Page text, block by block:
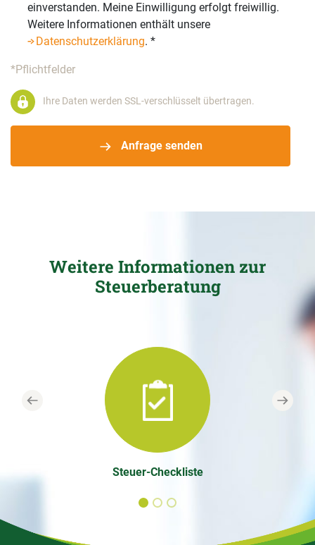
einverstanden. Meine Einwilligung erfolgt freiwillig.
Weitere Informationen enthält unsere
Datenschutzerklärung. *
*Pflichtfelder
Anfrage senden
Ihre Daten werden SSL-verschlüsselt übertragen.
Weitere Informationen zur
Steuerberatung
Steuer-Checkliste
Previous Next